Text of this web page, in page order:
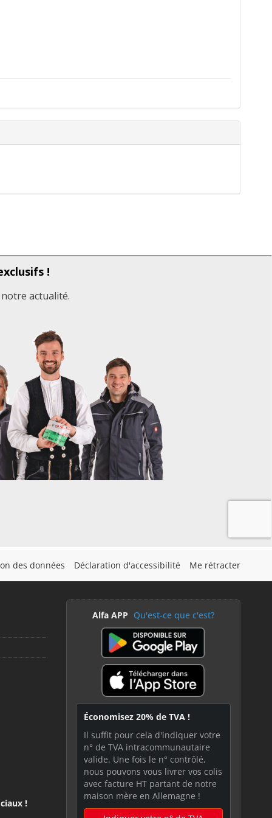
des données Déclaration d'accessibilité Me rétracter
!
Alfa APP Qu'est-ce que c'est?
Économisez 20% de TVA !
Il suffit pour cela d'indiquer votre
n° de TVA intracommunautaire
valide. Une fois le n° contrôlé,
nous pouvons vous livrer vos colis
avec facture HT partant de notre
maison mère en Allemagne !